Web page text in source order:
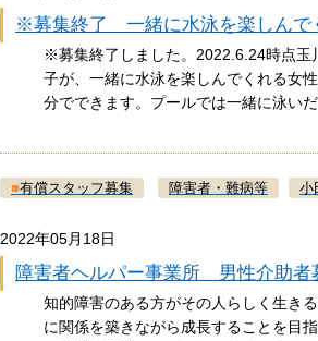
※募集終了 一緒に水泳を楽しんで
※募集終了しました。2022.6.24時点玉
子が、一緒に水泳を楽しんでくれる女
分でできます。プールでは一緒に泳い
■有償スタッフ募集 障害者・難病等 小
2022年05月18日
障害者ヘルパー事業所 男性介助者
知的障害のある方がその人らしく生き
に関係を築きながら成長することを目